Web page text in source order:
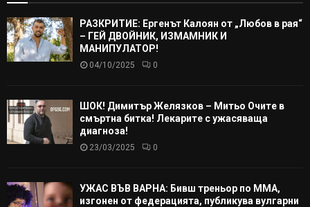
РАЗКРИТИЕ: Ергенът Калоян от „Любов в рая“
– ГЕЙ ДВОЙНИК, ИЗМАМНИК И
МАНИПУЛАТОР!
04/10/2025 0
ШОК! Димитър Желязков – Митьо Очите в
смъртна битка! Лекарите с ужасяваща
диагноза!
23/03/2025 0
УЖАС ВЪВ ВАРНА: Бивш треньор по ММА,
изгонен от федерацията, публикува вулгарни